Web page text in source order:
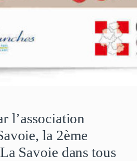
l’association
la 2ème
Savoie dans tous